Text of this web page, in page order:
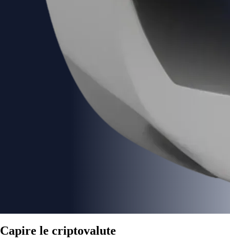
Capire le criptovalute